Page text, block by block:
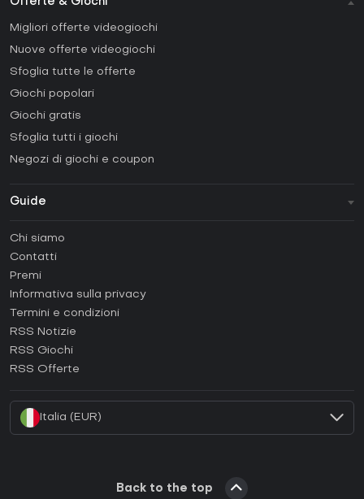
Offerte & Giochi
Migliori offerte videogiochi
Nuove offerte videogiochi
Sfoglia tutte le offerte
Giochi popolari
Giochi gratis
Sfoglia tutti i giochi
Negozi di giochi e coupon
Guide
Come attivare una Steam CD Key?
Come attivare una Epic Games CD Key?
Come attivare una GOG CD Key?
Come attivare una Ubisoft Connect CD Key?
Chi siamo
Contatti
Premi
Informativa sulla privacy
Termini e condizioni
RSS Notizie
RSS Giochi
RSS Offerte
Italia (EUR)
Back to the top